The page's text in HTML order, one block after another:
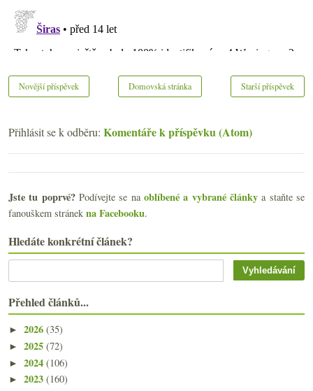
Novější příspěvek Starší příspěvek
Domovská stránka
Přihlásit se k odběru: Komentáře k příspěvku (Atom)
Jste tu poprvé?Podívejte se naoblíbené a vybrané články a staňte se
fanouškem stránek na Facebooku.
Hledáte konkrétní článek?
Přehled článků...
► 2026 (35)
► 2025 (72)
► 2024 (106)
► 2023 (160)